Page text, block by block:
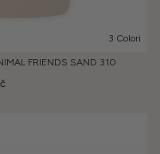
3 Colori
FRIENDS SAND 310